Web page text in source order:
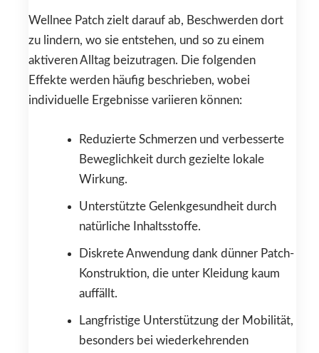
Wellnee Patch zielt darauf ab, Beschwerden dort
zu lindern, wo sie entstehen, und so zu einem
aktiveren Alltag beizutragen. Die folgenden
Effekte werden häufig beschrieben, wobei
individuelle Ergebnisse variieren können:
Reduzierte Schmerzen und verbesserte
Beweglichkeit durch gezielte lokale
Wirkung.
Unterstützte Gelenkgesundheit durch
natürliche Inhaltsstoffe.
Diskrete Anwendung dank dünner Patch-
Konstruktion, die unter Kleidung kaum
auffällt.
Langfristige Unterstützung der Mobilität,
besonders bei wiederkehrenden